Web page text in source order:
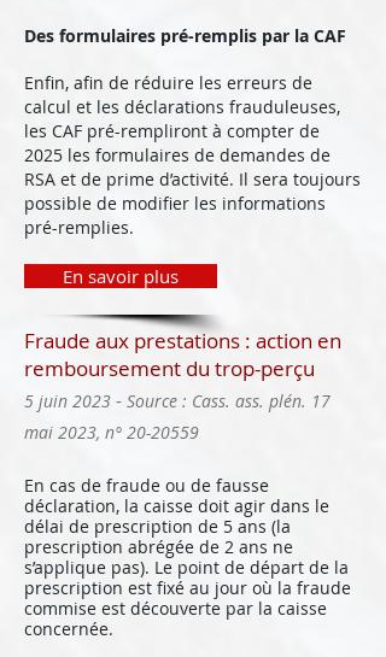
Des formulaires pré-remplis par la CAF
Enfin, afin de réduire les erreurs de
calcul et les déclarations frauduleuses,
les CAF pré-rempliront à compter de
2025 les formulaires de demandes de
RSA et de prime d’activité. Il sera toujours
possible de modifier les informations
pré-remplies.
En savoir plus
Fraude aux prestations : action en
remboursement du trop-perçu
5 juin 2023 - Source : Cass. ass. plén. 17
mai 2023, n° 20-20559
En cas de fraude ou de fausse
déclaration, la caisse doit agir dans le
délai de prescription de 5 ans (la
prescription abrégée de 2 ans ne
s’applique pas). Le point de départ de la
prescription est fixé au jour où la fraude
commise est découverte par la caisse
concernée.